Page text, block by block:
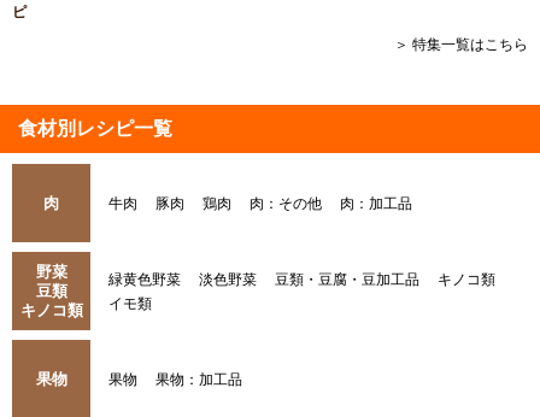
ピ
＞ 特集一覧はこちら
食材別レシピ一覧
肉 牛肉 豚肉 鶏肉 肉：その他 肉：加工品
野菜
豆類
キノコ類
緑黄色野菜 淡色野菜 豆類・豆腐・豆加工品
キノコ類
イモ類
果物 果物 果物：加工品